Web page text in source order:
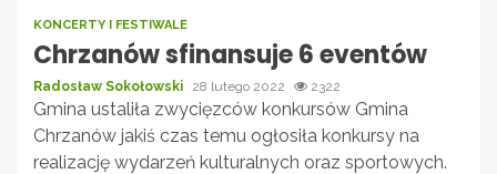
KONCERTY I FESTIWALE
Chrzanów sfinansuje 6 eventów
Radosław Sokołowski 28 lutego 2022 2322
Gmina ustaliła zwycięzców konkursów Gmina
Chrzanów jakiś czas temu ogłosiła konkursy na
realizację wydarzeń kulturalnych oraz sportowych.